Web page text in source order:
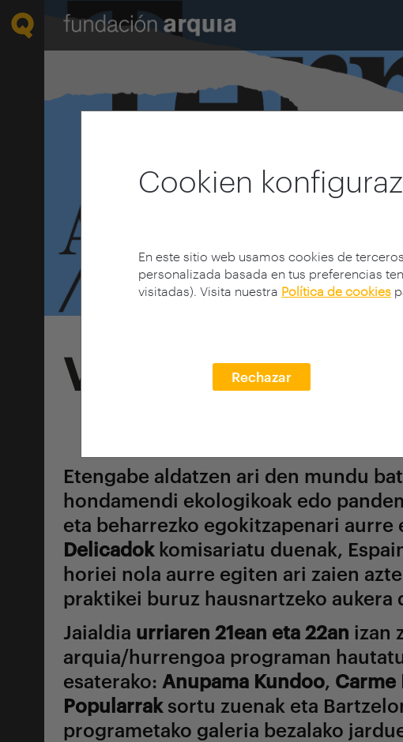
Cookien
En este sitio web usamos cookies de
personalizada basada en tus preferencias
visitadas). Visita nuestra Política de cookies
Rechazar
VII. arquia/
Etengabe aldatzen ari den mundu
hondamendi ekologikoak edo
eta beharrezko egokitzapenari
Delicadokkomisariatu duenak,
horiei nola aurre egiten ari zaien
praktikei buruz hausnartzeko
Jaialdia urriaren 21ean eta 22an izan
arquia/hurrengoa programan
esaterako: Anupama Kundoo, Carme
Popularraksortu zuenak eta
programetako galeria bezalako